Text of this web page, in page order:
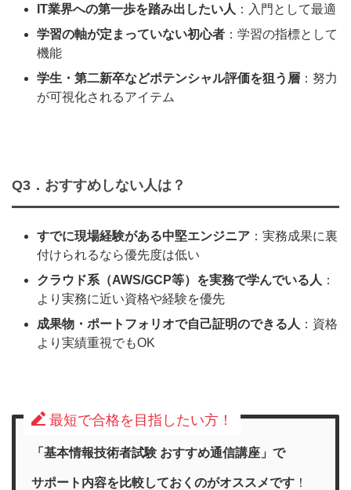
IT業界への第一歩を踏み出したい人 ：入門として最適
学習の軸が定まっていない初心者 ：学習の指標として
機能
学生・第二新卒などポテンシャル評価を狙う層 ：努力
が可視化されるアイテム
Q3．おすすめしない人は？
すでに現場経験がある中堅エンジニア ：実務成果に裏
付けられるなら優先度は低い
クラウド系（AWS/GCP等）を実務で学んでいる人 ：
より実務に近い資格や経験を優先
成果物・ポートフォリオで自己証明のできる人 ：資格
より実績重視でもOK
最短で合格を目指したい方！
「基本情報技術者試験 おすすめ通信講座」で
サポート内容を比較しておくのがオススメです ！